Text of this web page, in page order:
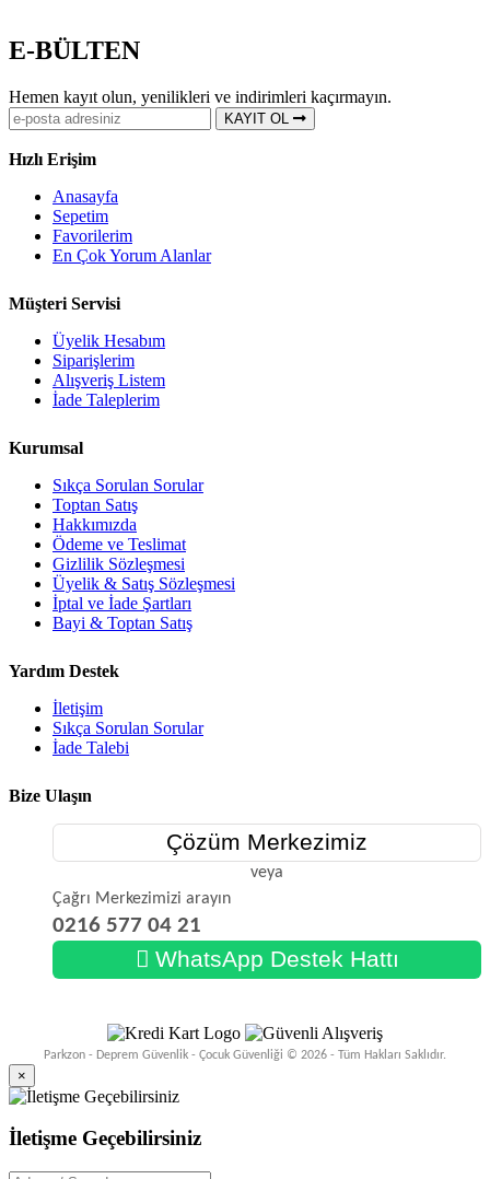
E-BÜLTEN
Hemen kayıt olun, yenilikleri ve indirimleri kaçırmayın.
KAYIT OL
Hızlı Erişim
Anasayfa
Sepetim
Favorilerim
En Çok Yorum Alanlar
Müşteri Servisi
Üyelik Hesabım
Siparişlerim
Alışveriş Listem
İade Taleplerim
Kurumsal
Sıkça Sorulan Sorular
Toptan Satış
Hakkımızda
Ödeme ve Teslimat
Gizlilik Sözleşmesi
Üyelik & Satış Sözleşmesi
İptal ve İade Şartları
Bayi & Toptan Satış
Yardım Destek
İletişim
Sıkça Sorulan Sorular
İade Talebi
Bize Ulaşın
Çözüm Merkezimiz
veya
Çağrı Merkezimizi arayın
0216 577 04 21
WhatsApp Destek Hattı
Parkzon - Deprem Güvenlik - Çocuk Güvenliği © 2026 - Tüm Hakları Saklıdır.
×
İletişme Geçebilirsiniz